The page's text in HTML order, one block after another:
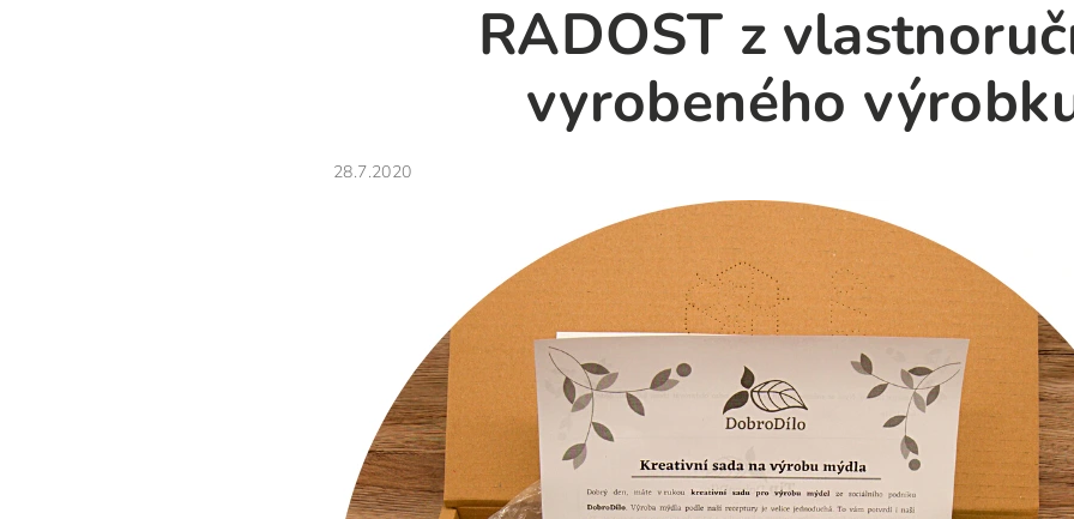
RADOST z
vyrobeného
28.7.2020